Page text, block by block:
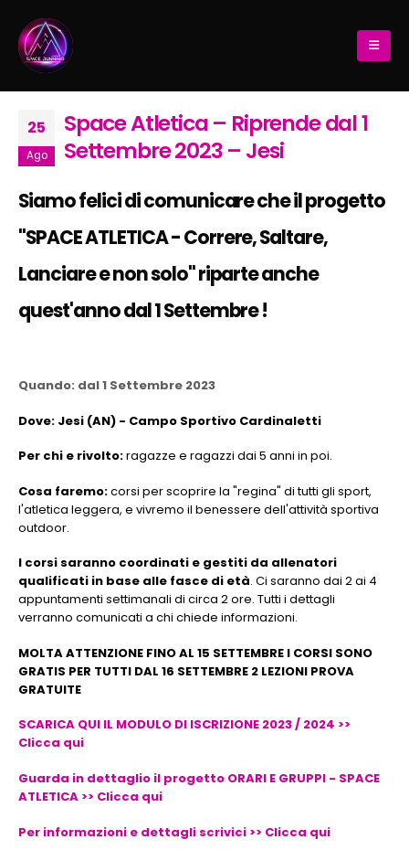
25
Ago
Space Atletica – Riprende dal 1
Settembre 2023 – Jesi
Siamo felici di comunicare che il progetto
"SPACE ATLETICA - Correre, Saltare,
Lanciare e non solo" riparte anche
quest'anno dal 1 Settembre !
Quando: dal 1 Settembre 2023
Dove: Jesi (AN) - Campo Sportivo Cardinaletti
Per chi e rivolto:ragazze e ragazzi dai 5 anni in poi.
Cosa faremo:corsi per scoprire la "regina" di tutti gli sport,
l'atletica leggera, e vivremo il benessere dell'attività sportiva
outdoor.
I corsi saranno coordinati e gestiti da allenatori
qualificati in base alle fasce di età. Ci saranno dai 2 ai 4
appuntamenti settimanali di circa 2 ore. Tutti i dettagli
verranno comunicati a chi chiede informazioni.
MOLTA ATTENZIONE FINO AL 15 SETTEMBRE I CORSI SONO
GRATIS PER TUTTI DAL 16 SETTEMBRE 2 LEZIONI PROVA
GRATUITE
SCARICA QUI IL MODULO DI ISCRIZIONE 2023 / 2024 >>
Clicca qui
Guarda in dettaglio il progetto ORARI E GRUPPI - SPACE
ATLETICA >> Clicca qui
Per informazioni e dettagli scrivici >> Clicca qui